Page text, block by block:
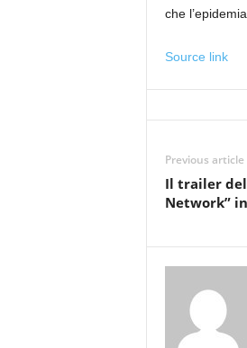
che
Source link
Previous article
Il trailer del
Network”